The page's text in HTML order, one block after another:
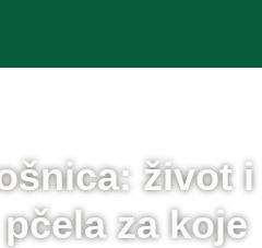
život i
za koje